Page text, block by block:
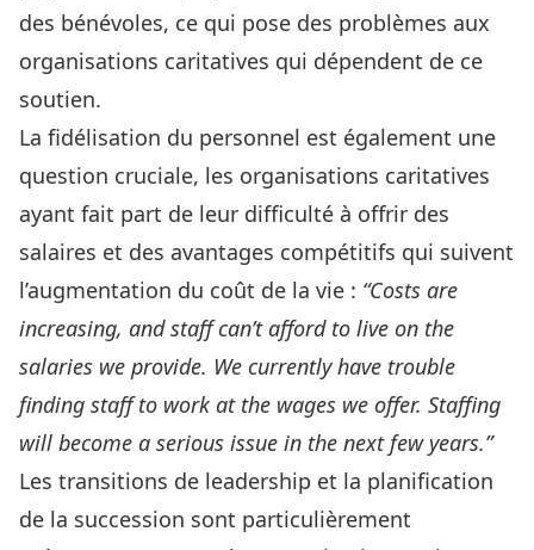
des bénévoles, ce qui pose des problèmes aux
organisations caritatives qui dépendent de ce
soutien.
La fidélisation du personnel est également une
question cruciale, les organisations caritatives
ayant fait part de leur difficulté à offrir des
salaires et des avantages compétitifs qui suivent
l’augmentation du coût de la vie : “Costs are
increasing, and staff can’t afford to live on the
salaries we provide. We currently have trouble
finding staff to work at the wages we offer. Staffing
will become a serious issue in the next few years.”
Les transitions de leadership et la planification
de la succession sont particulièrement